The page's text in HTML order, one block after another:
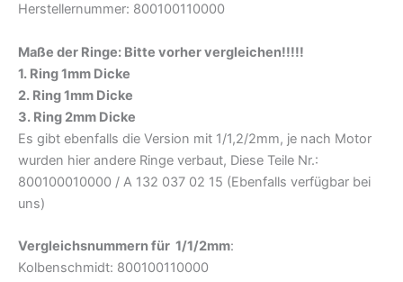
Herstellernummer: 800100110000
Maße der Ringe: Bitte vorher vergleichen!!!!!
1. Ring 1mm Dicke
2. Ring 1mm Dicke
3. Ring 2mm Dicke
Es gibt ebenfalls die Version mit 1/1,2/2mm, je nach Motor
wurden hier andere Ringe verbaut, Diese Teile Nr.:
800100010000 / A 132 037 02 15 (Ebenfalls verfügbar bei
uns)
Vergleichsnummern für 1/1/2mm:
Kolbenschmidt: 800100110000